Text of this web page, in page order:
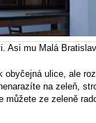
Asi mu Malá
ulice, ale
na zeleň,
ze zeleně